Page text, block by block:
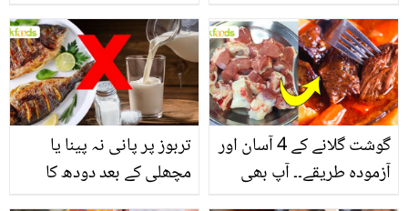
انگیز طبی فوائد
تربوز پر پانی نہ پینا یا
مچھلی کے بعد دودھ کا
گوشت گلانے کے 4 آسان اور
آزمودہ طریقے۔۔ آپ بھی